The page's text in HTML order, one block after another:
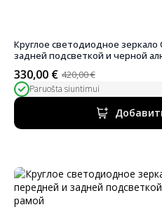
Круглое светодиодное зеркало
задней подсветкой и черной
420,00€
Первоначальная
цена
была:
420,00 €.
330,00 €
Текущая
цена:
330,00 €.
Paruošta siuntimui